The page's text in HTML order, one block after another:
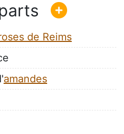
de Reims
amandes